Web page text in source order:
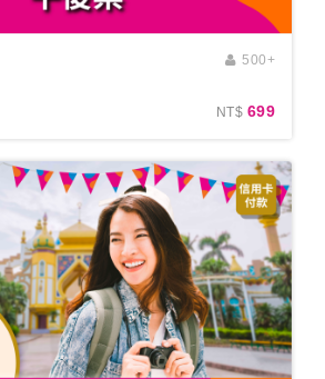
500+
NT$ 699